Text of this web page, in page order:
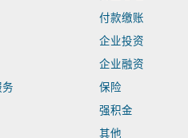
务
付款缴账
企业投资
企业融资
保险
强积金
其他